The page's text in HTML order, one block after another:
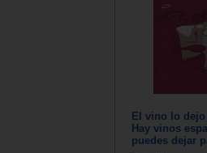
El vino lo
Hay vinos
puedes dejar